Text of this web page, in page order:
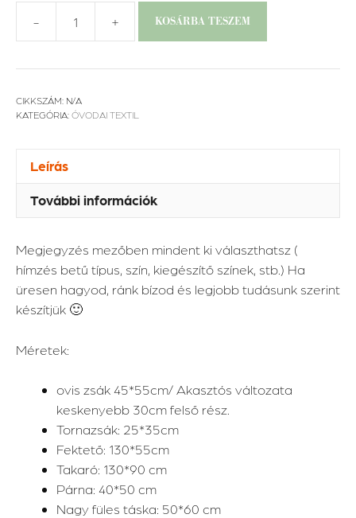
-
Ovis
-
mennyiség
+ KOSÁRBA TESZEM
CIKKSZÁM: N/A
KATEGÓRIA: ÓVODAI TEXTIL
Leírás
További információk
Megjegyzés mezőben mindent ki választhatsz (
hímzés betű típus, szín, kiegészítő színek, stb.) Ha
üresen hagyod, ránk bízod és legjobb tudásunk szerint
készítjük 🙂
Méretek:
ovis zsák 45*55cm/ Akasztós változata
keskenyebb 30cm felső rész.
Tornazsák: 25*35cm
Fektető: 130*55cm
Takaró: 130*90 cm
Párna: 40*50 cm
Nagy füles táska: 50*60 cm